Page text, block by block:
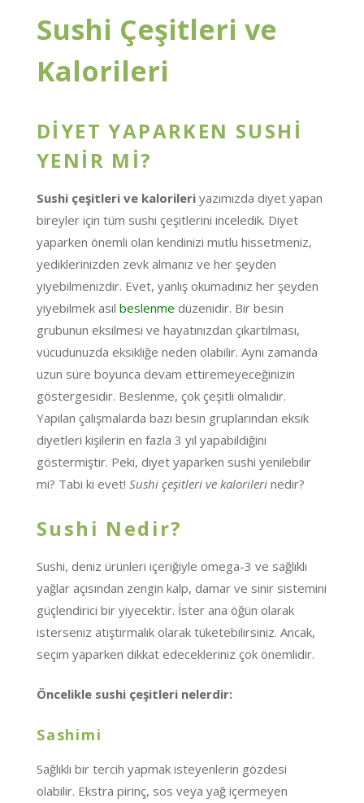
Sushi Çeşitleri ve
Kalorileri
DİYET YAPARKEN SUSHİ
YENİR Mİ?
Sushi çeşitleri ve kalorileri yazımızda diyet yapan
bireyler için tüm sushi çeşitlerini inceledik. Diyet
yaparken önemli olan kendinizi mutlu hissetmeniz,
yediklerinizden zevk almanız ve her şeyden
yiyebilmenizdir. Evet, yanlış okumadınız her şeyden
yiyebilmek asıl beslenme düzenidir. Bir besin
grubunun eksilmesi ve hayatınızdan çıkartılması,
vücudunuzda eksikliğe neden olabilir. Aynı zamanda
uzun süre boyunca devam ettiremeyeceğinizin
göstergesidir. Beslenme, çok çeşitli olmalıdır.
Yapılan çalışmalarda bazı besin gruplarından eksik
diyetleri kişilerin en fazla 3 yıl yapabildiğini
göstermiştir. Peki, diyet yaparken sushi yenilebilir
mi? Tabi ki evet! Sushi çeşitleri ve kalorileri nedir?
Sushi Nedir?
Sushi, deniz ürünleri içeriğiyle omega-3 ve sağlıklı
yağlar açısından zengin kalp, damar ve sinir sistemini
güçlendirici bir yiyecektir. İster ana öğün olarak
isterseniz atıştırmalık olarak tüketebilirsiniz. Ancak,
seçim yaparken dikkat edecekleriniz çok önemlidir.
Öncelikle sushi çeşitleri nelerdir:
Sashimi
Sağlıklı bir tercih yapmak isteyenlerin gözdesi
olabilir. Ekstra pirinç, sos veya yağ içermeyen